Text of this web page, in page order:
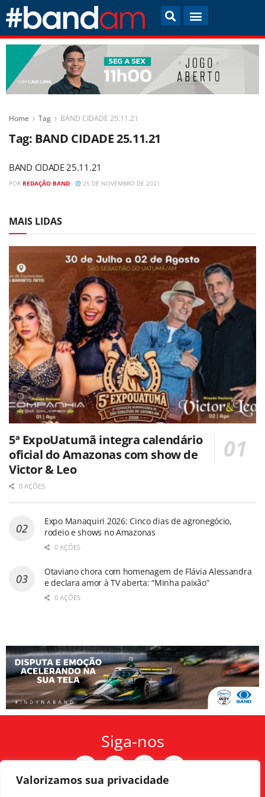
Valorizamos sua privacidade
Home Tag BAND CIDADE 25.11.21
Tag: BAND CIDADE 25.11.21
BAND CIDADE 25.11.21
POR REDAÇÃO BAND 25 DE NOVEMBRO DE 2021
MAIS LIDAS
5ª ExpoUatumã integra calendário
oficial do Amazonas com show de
Victor & Leo
0 AÇÕES
Expo Manaquiri 2026: Cinco dias de agronegócio,
rodeio e shows no Amazonas
0 AÇÕES
Otaviano chora com homenagem de Flávia Alessandra
e declara amor à TV aberta: “Minha paixão”
0 AÇÕES
Siga-nos